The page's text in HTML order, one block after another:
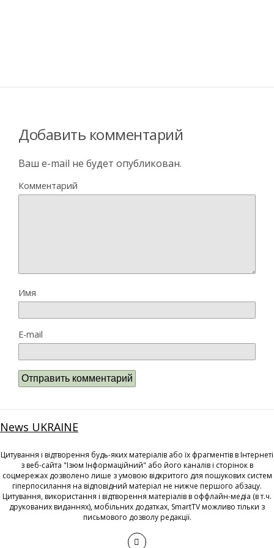
Добавить комментарий
Ваш e-mail не будет опубликован.
Комментарий
Имя
E-mail
News UKRAINE
Цитування і відтворення будь-яких матеріалів або їх фрагментів в Інтернеті
з веб-сайта "Ізюм Інформаційний" або його каналів і сторінок в
соцмережах дозволено лише з умовою відкритого для пошукових систем
гіперпосилання на відповідний матеріал не нижче першого абзацу.
Цитування, використання і відтворення матеріалів в оффлайн-медіа (в т.ч.
друкованих виданнях), мобільних додатках, SmartTV можливо тільки з
письмового дозволу редакції.